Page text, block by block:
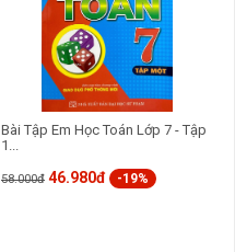
Bài Tập Em Học Toán Lớp 7 - Tập
1...
58.000đ 46.980đ -19%